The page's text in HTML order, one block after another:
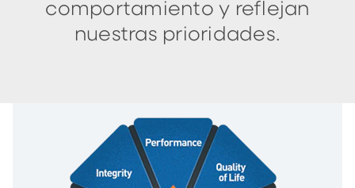
comportamiento y reflejan
nuestras prioridades.